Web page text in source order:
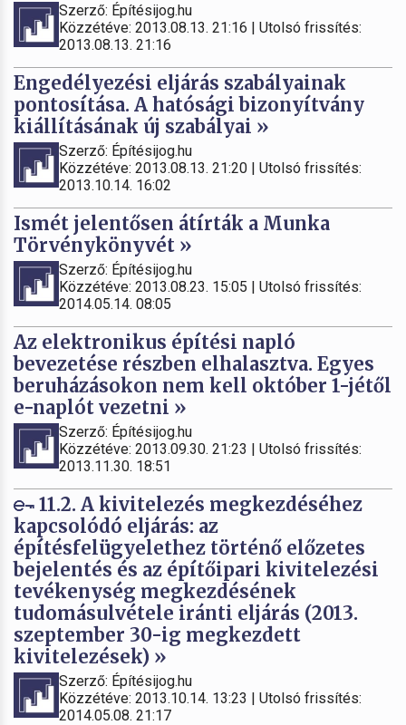
Szerző: Építésijog.hu
Közzétéve: 2013.08.13. 21:16 | Utolsó frissítés:
2013.08.13. 21:16
Engedélyezési eljárás szabályainak
pontosítása. A hatósági bizonyítvány
kiállításának új szabályai »
Szerző: Építésijog.hu
Közzétéve: 2013.08.13. 21:20 | Utolsó frissítés:
2013.10.14. 16:02
Ismét jelentősen átírták a Munka
Törvénykönyvét »
Szerző: Építésijog.hu
Közzétéve: 2013.08.23. 15:05 | Utolsó frissítés:
2014.05.14. 08:05
Az elektronikus építési napló
bevezetése részben elhalasztva. Egyes
beruházásokon nem kell október 1-jétől
e-naplót vezetni »
Szerző: Építésijog.hu
Közzétéve: 2013.09.30. 21:23 | Utolsó frissítés:
2013.11.30. 18:51
11.2. A kivitelezés megkezdéséhez
kapcsolódó eljárás: az
építésfelügyelethez történő előzetes
bejelentés és az építőipari kivitelezési
tevékenység megkezdésének
tudomásulvétele iránti eljárás (2013.
szeptember 30-ig megkezdett
kivitelezések) »
Szerző: Építésijog.hu
Közzétéve: 2013.10.14. 13:23 | Utolsó frissítés:
2014.05.08. 21:17